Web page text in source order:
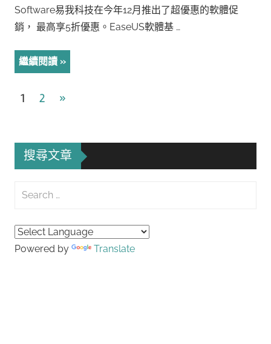
Software易我科技在今年12月推出了超優惠的軟體促
銷， 最高享5折優惠。EaseUS軟體基 …
繼續閱讀
文
導
覽
1 2
Next
»
搜尋文章
Search
Powered by Translate